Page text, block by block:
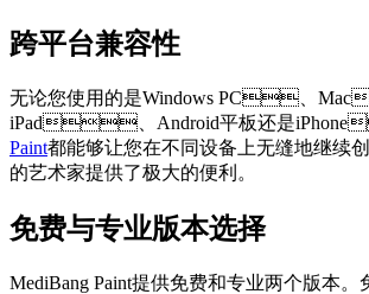
跨平台兼容性
无论您使用的是Windows PC、
iPad、Android平板还是
Paint都能够让您在不同设备上无缝地继续创
的艺术家提供了极大的便利。
免费与专业版本选择
MediBang Paint提供免费和专业两个版本